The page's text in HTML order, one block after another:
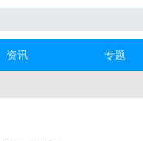
资讯 专题